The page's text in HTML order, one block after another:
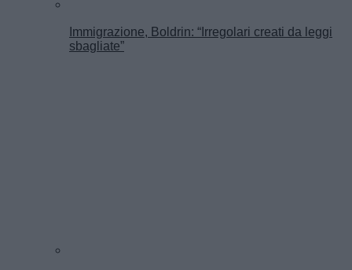
Immigrazione, Boldrin: “Irregolari creati da leggi
sbagliate”